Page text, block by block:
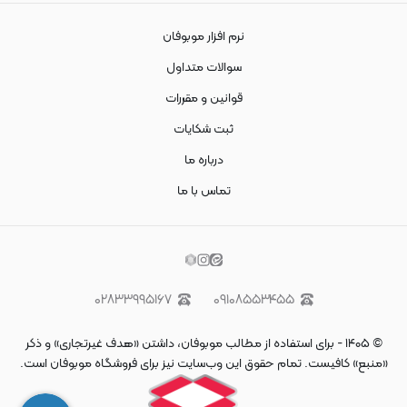
نرم افزار موبوفان
سوالات متداول
قوانین و مقررات
ثبت شکایات
درباره ما
تماس با ما
۰۹۱۰۸۵۵۳۴۵۵ ۰۲۸۳۳۹۹۵۱۶۷
©۱۴۰۵- برای استفاده از مطالب موبوفان، داشتن «هدف غیرتجاری» و ذکر
«منبع» کافیست. تمام حقوق اين وب‌سايت نیز برای فروشگاه موبوفان است.